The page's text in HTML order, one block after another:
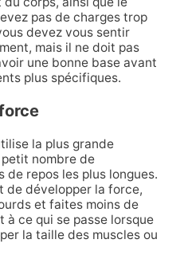
pas de charges trop
devez vous sentir
mais il ne doit pas
une bonne base avant
plus spécifiques.
la plus grande
nombre de
repos les plus longues.
de développer la force,
et faites moins de
ce qui se passe lorsque
la taille des muscles ou